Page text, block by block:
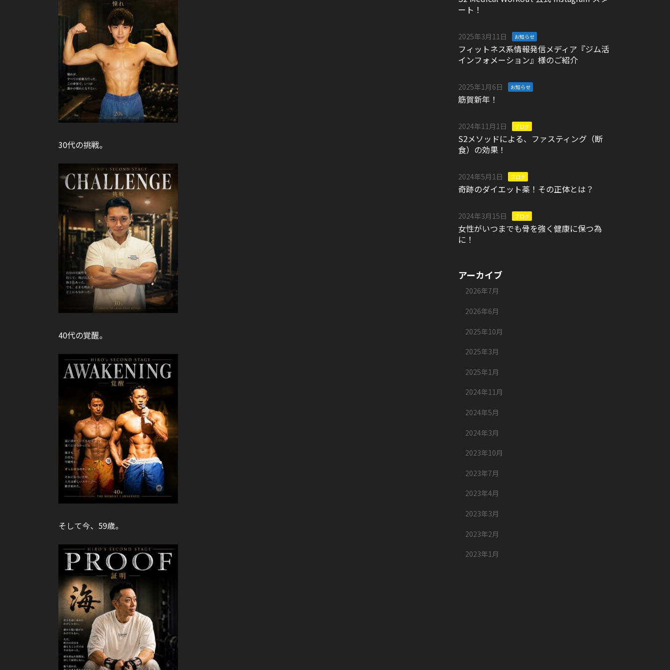
30代の挑戦。
40代の覚醒。
そして今、59歳。
ート！
2025年3月11日 お知らせ
フィットネス系情報発信メディア『ジム活
インフォメーション』様のご紹介
2025年1月6日 お知らせ
筋賀新年！
2024年11月1日 ブログ
S2メソッドによる、ファスティング（断
食）の効果！
2024年5月1日 ブログ
奇跡のダイエット薬！その正体とは？
2024年3月15日 ブログ
女性がいつまでも骨を強く健康に保つ為
に！
アーカイブ
2026年7月
2026年6月
2025年10月
2025年3月
2025年1月
2024年11月
2024年5月
2024年3月
2023年10月
2023年7月
2023年4月
2023年3月
2023年2月
2023年1月